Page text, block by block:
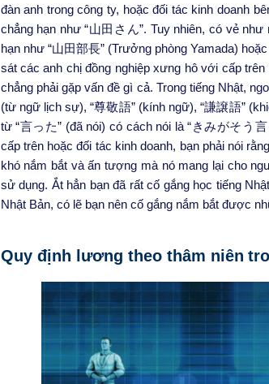
đàn anh trong công ty, hoặc đối tác kinh doanh
chẳng hạn như “山田さん”. Tuy nhiên, có vẻ
hạn như “山田部長” (Trưởng phòng Yamada)
sát các anh chị đồng nghiệp xưng hô với cấp
chẳng phải gặp vấn đề gì cả. Trong tiếng Nhật,
(từ ngữ lịch sự), “尊敬語” (kính ngữ), “謙譲語”
từ “言った” (đã nói) có cách nói là “きみがそう
cấp trên hoặc đối tác kinh doanh, bạn phải nói
khó nắm bắt và ấn tượng mà nó mang lại cho
sử dụng. Ắt hẳn bạn đã rất cố gắng học tiếng
Nhật Bản, có lẽ bạn nên cố gắng nắm bắt được
Quy định lương theo thâm niên